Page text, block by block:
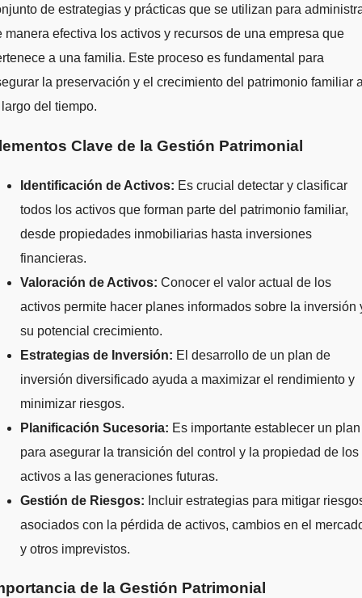
de estrategias y prácticas que se utilizan para
manera efectiva los activos y recursos de una empresa que
a una familia. Este proceso es fundamental para
la preservación y el crecimiento del patrimonio familiar
del tiempo.
Clave de la Gestión Patrimonial
Identificación de Activos: Es crucial detectar y clasificar
todos los activos que forman parte del patrimonio familiar,
desde propiedades inmobiliarias hasta inversiones
financieras.
Valoración de Activos: Conocer el valor actual de los
activos permite hacer planes informados sobre la inversión
su potencial crecimiento.
Estrategias de Inversión: El desarrollo de un plan de
inversión diversificado ayuda a maximizar el rendimiento y
minimizar riesgos.
Planificación Sucesoria: Es importante establecer un plan
para asegurar la transición del control y la propiedad de los
activos a las generaciones futuras.
Gestión de Riesgos: Incluir estrategias para mitigar
asociados con la pérdida de activos, cambios en el
y otros imprevistos.
de la Gestión Patrimonial